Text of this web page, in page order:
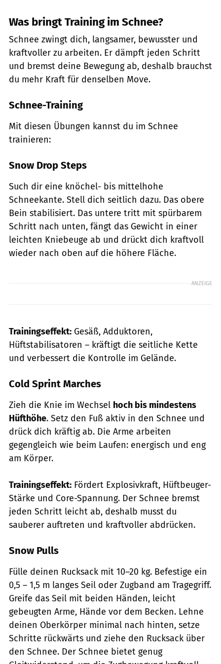
Was bringt Training im Schnee?
Schnee zwingt dich, langsamer, bewusster und
kraftvoller zu arbeiten. Er dämpft jeden Schritt
und bremst deine Bewegung ab, deshalb brauchst
du mehr Kraft für denselben Move.
Schnee-Training
Mit diesen Übungen kannst du im Schnee
trainieren:
Snow Drop Steps
Such dir eine knöchel- bis mittelhohe
Schneekante. Stell dich seitlich dazu. Das obere
Bein stabilisiert. Das untere tritt mit spürbarem
Schritt nach unten, fängt das Gewicht in einer
leichten Kniebeuge ab und drückt dich kraftvoll
wieder nach oben auf die höhere Fläche.
ANZEIGE
Trainingseffekt: Gesäß, Adduktoren,
Hüftstabilisatoren – kräftigt die seitliche Kette
und verbessert die Kontrolle im Gelände.
Cold Sprint Marches
Zieh die Knie im Wechsel hoch bis mindestens
Hüfthöhe. Setz den Fuß aktiv in den Schnee und
drück dich kräftig ab. Die Arme arbeiten
gegengleich wie beim Laufen: energisch und eng
am Körper.
Trainingseffekt: Fördert Explosivkraft, Hüftbeuger-
Stärke und Core-Spannung. Der Schnee bremst
jeden Schritt leicht ab, deshalb musst du
sauberer auftreten und kraftvoller abdrücken.
Snow Pulls
Fülle deinen Rucksack mit 10–20 kg. Befestige ein
0,5 – 1,5 m langes Seil oder Zugband am Tragegriff.
Greife das Seil mit beiden Händen, leicht
gebeugten Arme, Hände vor dem Becken. Lehne
deinen Oberkörper minimal nach hinten, setze
Schritte rückwärts und ziehe den Rucksack über
den Schnee. Der Schnee bietet genug